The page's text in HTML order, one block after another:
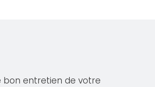
bon entretien de votre